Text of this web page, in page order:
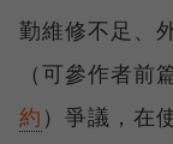
勤維修不足、
（可參作者前
約 ）爭議，在